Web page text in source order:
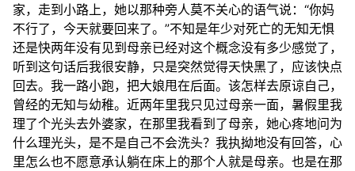
家，走到小路上，她以那种旁人莫不关心的语气说：“你妈
不行了，今天就要回来了。”不知是年少对死亡的无知无惧
还是快两年没有见到母亲已经对这个概念没有多少感觉了，
听到这句话后我很安静，只是突然觉得天快黑了，应该快点
回去。我一路小跑，把大娘甩在后面。该怎样去原谅自己，
曾经的无知与幼稚。近两年里我只见过母亲一面，暑假里我
理了个光头去外婆家，在那里我看到了母亲，她心疼地问为
什么理光头，是不是自己不会洗头？我执拗地没有回答，心
里怎么也不愿意承认躺在床上的那个人就是母亲。也是在那